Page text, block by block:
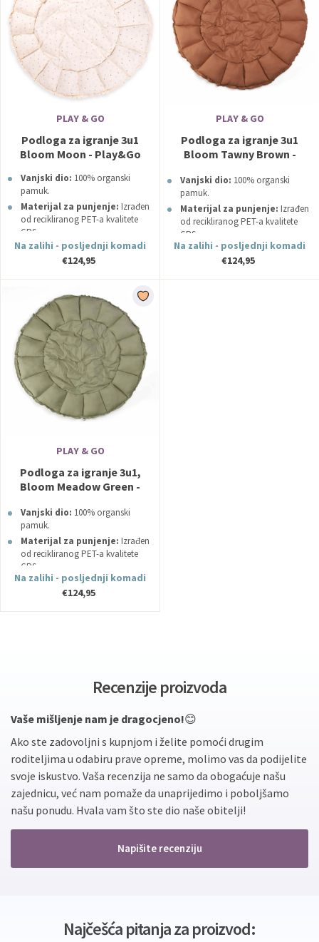
PLAY & GO
Podloga za igranje 3u1
Bloom Moon - Play&Go
Vanjski dio: 100% organski
pamuk.
Materijal za punjenje: Izrađen
od recikliranog PET-a kvalitete
GRS.
Na zalihi - posljednji komadi
€124,95
PLAY & GO
Podloga za igranje 3u1
Bloom Tawny Brown -
Vanjski dio: 100% organski
pamuk.
Materijal za punjenje: Izrađen
od recikliranog PET-a kvalitete
GRS.
Na zalihi - posljednji komadi
€124,95
PLAY & GO
Podloga za igranje 3u1,
Bloom Meadow Green -
Vanjski dio: 100% organski
pamuk.
Materijal za punjenje: Izrađen
od recikliranog PET-a kvalitete
GRS.
Na zalihi - posljednji komadi
€124,95
Recenzije proizvoda
Vaše mišljenje nam je dragocjeno!😊
Ako ste zadovoljni s kupnjom i želite pomoći drugim
roditeljima u odabiru prave opreme, molimo vas da podijelite
svoje iskustvo. Vaša recenzija ne samo da obogaćuje našu
zajednicu, već nam pomaže da unaprijedimo i poboljšamo
našu ponudu. Hvala vam što ste dio naše obitelji!
Napišite recenziju
Najčešća pitanja za proizvod: